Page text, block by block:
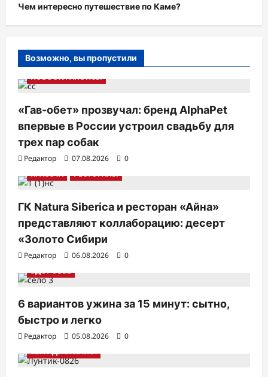
Чем интересно путешествие по Каме?
Возможно, вы пропустили
НОВОСТИ АНОНСЫ
«Гав-обет» прозвучал: бренд AlphaPet
впервые в России устроил свадьбу для
трех пар собак
Редактор 07.08.2026
0
КРАСОТА
РЕСТОРАНЫ
ГК Natura Siberica и ресторан «Айна»
представляют коллаборацию: десерт
«Золото Сибири
Редактор 06.08.2026
0
ЗДОРОВЬЕ
6 вариантов ужина за 15 минут: сытно,
быстро и легко
Редактор 05.08.2026
0
ТВ. РАДИО. КИНО.